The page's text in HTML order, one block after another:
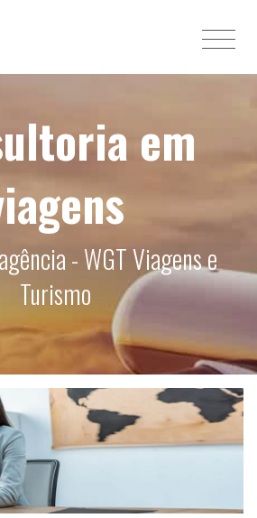
em
- WGT Viagens e
Turismo